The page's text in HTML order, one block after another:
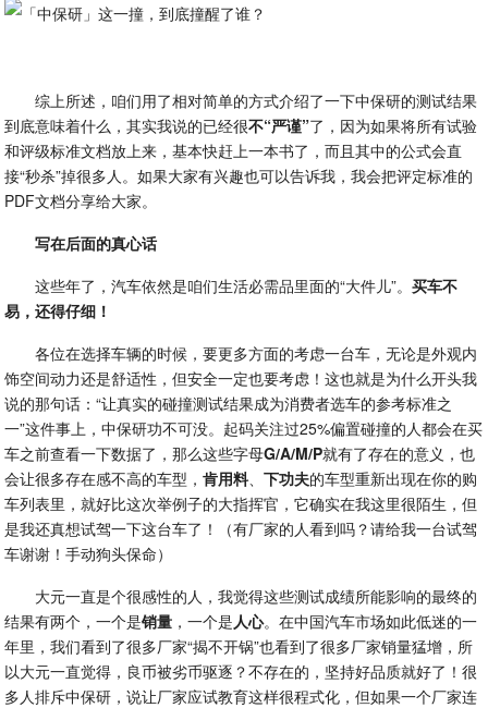
综上所述，咱们用了相对简单的方式介绍了一下中保研的测试结果
到底意味着什么，其实我说的已经很不“严谨”了，因为如果将所有试验
和评级标准文档放上来，基本快赶上一本书了，而且其中的公式会直
接“秒杀”掉很多人。如果大家有兴趣也可以告诉我，我会把评定标准的
PDF文档分享给大家。
写在后面的真心话
这些年了，汽车依然是咱们生活必需品里面的“大件儿”。买车不
易，还得仔细！
各位在选择车辆的时候，要更多方面的考虑一台车，无论是外观内
饰空间动力还是舒适性，但安全一定也要考虑！这也就是为什么开头我
说的那句话：“让真实的碰撞测试结果成为消费者选车的参考标准之
一”这件事上，中保研功不可没。起码关注过25%偏置碰撞的人都会在买
车之前查看一下数据了，那么这些字母G/A/M/P就有了存在的意义，也
会让很多存在感不高的车型，肯用料、下功夫的车型重新出现在你的购
车列表里，就好比这次举例子的大指挥官，它确实在我这里很陌生，但
是我还真想试驾一下这台车了！（有厂家的人看到吗？请给我一台试驾
车谢谢！手动狗头保命）
大元一直是个很感性的人，我觉得这些测试成绩所能影响的最终的
结果有两个，一个是销量 ，一个是人心。在中国汽车市场如此低迷的一
年里，我们看到了很多厂家“揭不开锅”也看到了很多厂家销量猛增，所
以大元一直觉得，良币被劣币驱逐？不存在的，坚持好品质就好了！很
多人排斥中保研，说让厂家应试教育这样很程式化，但如果一个厂家连